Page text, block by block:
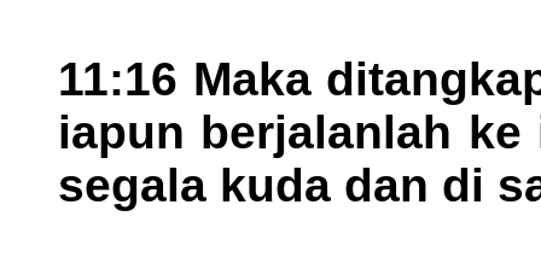
11:16 Maka
iapun berjalanlah
segala kuda dan di